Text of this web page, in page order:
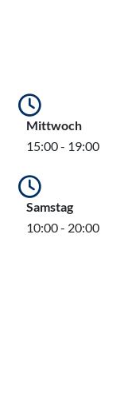
Mittwoch
15:00 - 19:00
Samstag
10:00 - 20:00